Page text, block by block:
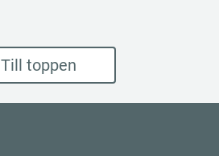
Till toppen